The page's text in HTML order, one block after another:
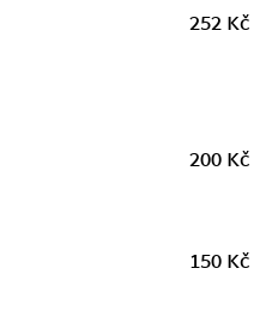
252 Kč
200 Kč
150 Kč